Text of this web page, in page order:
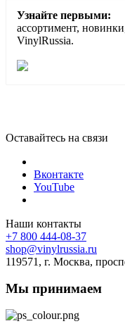
Узнайте первыми:
ассортимент,
VinylRussia.
Оставайтесь на связи
Вконтакте
YouTube
Наши контакты
+7 800 444-08-37
shop@vinylrussia.ru
119571, г. Москва,
Мы принимаем